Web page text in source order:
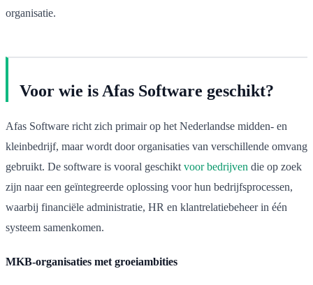
organisatie.
Voor wie is Afas Software geschikt?
Afas Software richt zich primair op het Nederlandse midden- en
kleinbedrijf, maar wordt door organisaties van verschillende omvang
gebruikt. De software is vooral geschikt voor bedrijven die op zoek
zijn naar een geïntegreerde oplossing voor hun bedrijfsprocessen,
waarbij financiële administratie, HR en klantrelatiebeheer in één
systeem samenkomen.
MKB-organisaties met groeiambities